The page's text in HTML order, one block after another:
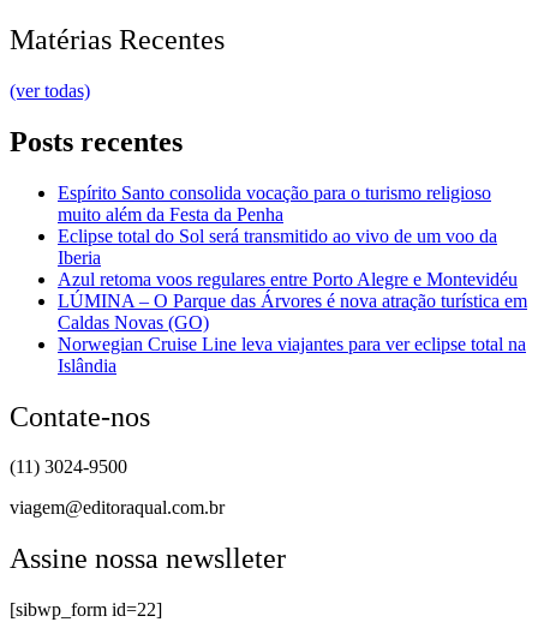
Matérias Recentes
(ver todas)
Posts recentes
Espírito Santo consolida vocação para o turismo religioso
muito além da Festa da Penha
Eclipse total do Sol será transmitido ao vivo de um voo da
Iberia
Azul retoma voos regulares entre Porto Alegre e Montevidéu
LÚMINA – O Parque das Árvores é nova atração turística em
Caldas Novas (GO)
Norwegian Cruise Line leva viajantes para ver eclipse total na
Islândia
Contate-nos
(11) 3024-9500
viagem@editoraqual.com.br
Assine nossa newslleter
[sibwp_form id=22]